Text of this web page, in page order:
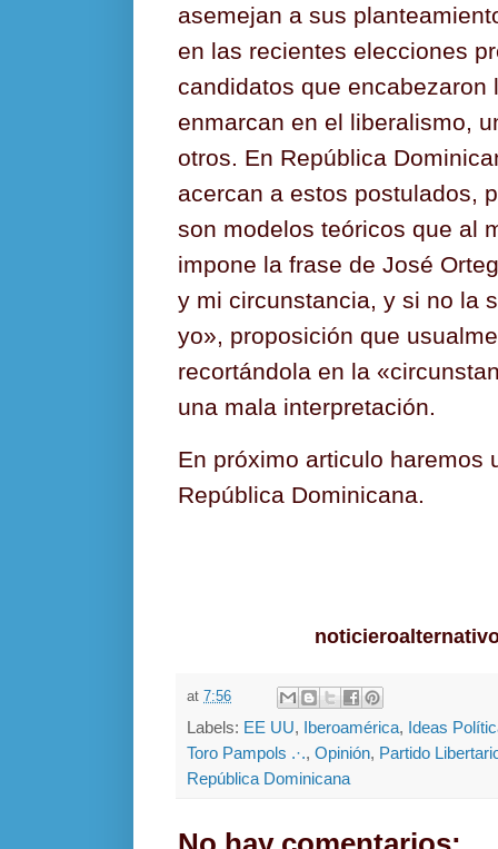
asemejan a sus
en las recientes elecciones
candidatos que encabezaron
enmarcan en el liberalismo,
otros. En República
acercan a estos postulados,
son modelos teóricos que al
impone la frase de José
y mi circunstancia, y si no la
yo», proposición que
recortándola en la
una mala interpretación.
En próximo articulo haremos
República Dominicana.
at 7:56
Labels: EE UU, Iberoamérica, Ideas
Toro Pampols .·., Opinión, Partido
República Dominicana